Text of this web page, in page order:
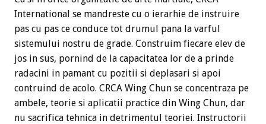
International se mandreste cu o ierarhie de instruire
pas cu pas ce conduce tot drumul pana la varful
sistemului nostru de grade. Construim fiecare elev de
jos in sus, pornind de la capacitatea lor de a prinde
radacini in pamant cu pozitii si deplasari si apoi
contruind de acolo. CRCA Wing Chun se concentraza pe
ambele, teorie si aplicatii practice din Wing Chun, dar
nu sacrifica tehnica in detrimentul teoriei. Instructorii